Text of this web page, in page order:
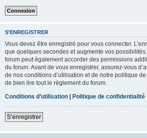
S’ENREGISTRER
Vous devez être enregistré pour vous connecter.
que quelques secondes et augmente vos
forum peut également accorder des permissions
du forum. Avant de vous enregistrer, assurez-vous
de nos conditions d’utilisation et de notre politique
de bien lire tout le règlement du forum.
Conditions d’utilisation | Politique de confidentialité
S’enregistrer